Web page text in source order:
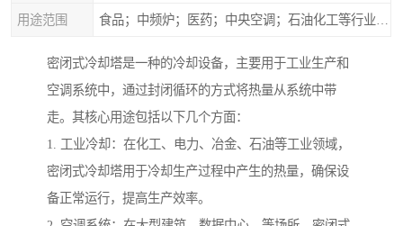
用途范围
密闭式冷却塔是一种的冷却设备，主要用于工业生产和
空调系统中，通过封闭循环的方式将热量从系统中带
走。其核心用途包括以下几个方面：
1. 工业冷却：在化工、电力、冶金、石油等工业领域，
密闭式冷却塔用于冷却生产过程中产生的热量，确保设
备正常运行，提高生产效率。